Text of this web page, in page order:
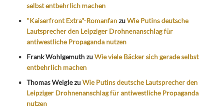
selbst entbehrlich machen
"Kaiserfront Extra"-RomanfanzuWie Putins deutsche
Lautsprecher den Leipziger Drohnenanschlag für
antiwestliche Propaganda nutzen
Frank WohlgemuthzuWie viele Bäcker sich gerade selbst
entbehrlich machen
Thomas WeiglezuWie Putins deutsche Lautsprecher den
Leipziger Drohnenanschlag für antiwestliche Propaganda
nutzen